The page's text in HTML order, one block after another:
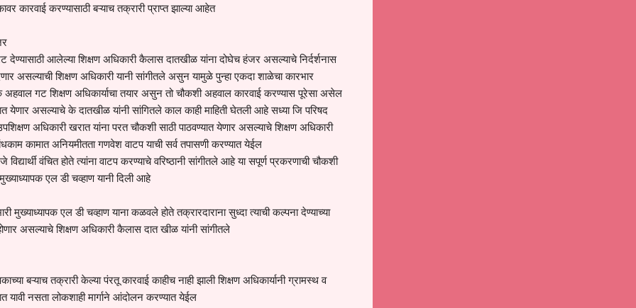
कारवाई करण्यासाठी बऱ्याच तक्रारी प्राप्त झाल्या आहेत
देण्यासाठी आलेल्या शिक्षण अधिकारी कैलास दातखीळ यांना दोघेच हंजर असल्याचे निर्दर्शनास
असल्याची शिक्षण अधिकारी यानी सांगीतले असुन यामुळे पुन्हा एकदा शाळेचा कारभार
अहवाल गट शिक्षण अधिकार्याचा तयार असुन तो चौकशी अहवाल कारवाई करण्यास पूरेसा असेल
येणार असल्याचे के दातखीळ यांनी सांगितले काल काही माहिती घेतली आहे सध्या जि परिषद
अधिकारी खरात यांना परत चौकशी साठी पाठवण्यात येणार असल्याचे शिक्षण अधिकारी
कामात अनियमीतता गणवेश वाटप याची सर्व तपासणी करण्यात येईल
वंचित होते त्यांना वाटप करण्याचे वरिष्ठानी सांगीतले आहे या सपूर्ण प्रकरणाची चौकशी
एल डी चव्हाण यानी दिली आहे
मुख्याध्यापक एल डी चव्हाण याना कळवले होते तक्रारदाराना सुध्दा त्याची कल्पना देण्याच्या
असल्याचे शिक्षण अधिकारी कैलास दात खीळ यांनी सांगीतले
बऱ्याच तक्रारी केल्या पंरतू कारवाई काहीच नाही झाली शिक्षण अधिकार्यानी ग्रामस्थ व
यावी नसता लोकशाही मार्गाने आंदोलन करण्यात येईल